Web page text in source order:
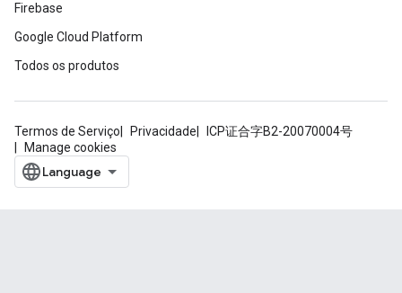
Firebase
Google Cloud Platform
Todos os produtos
Termos de Serviço Privacidade
ICP证合字B2-20070004号
Manage cookies